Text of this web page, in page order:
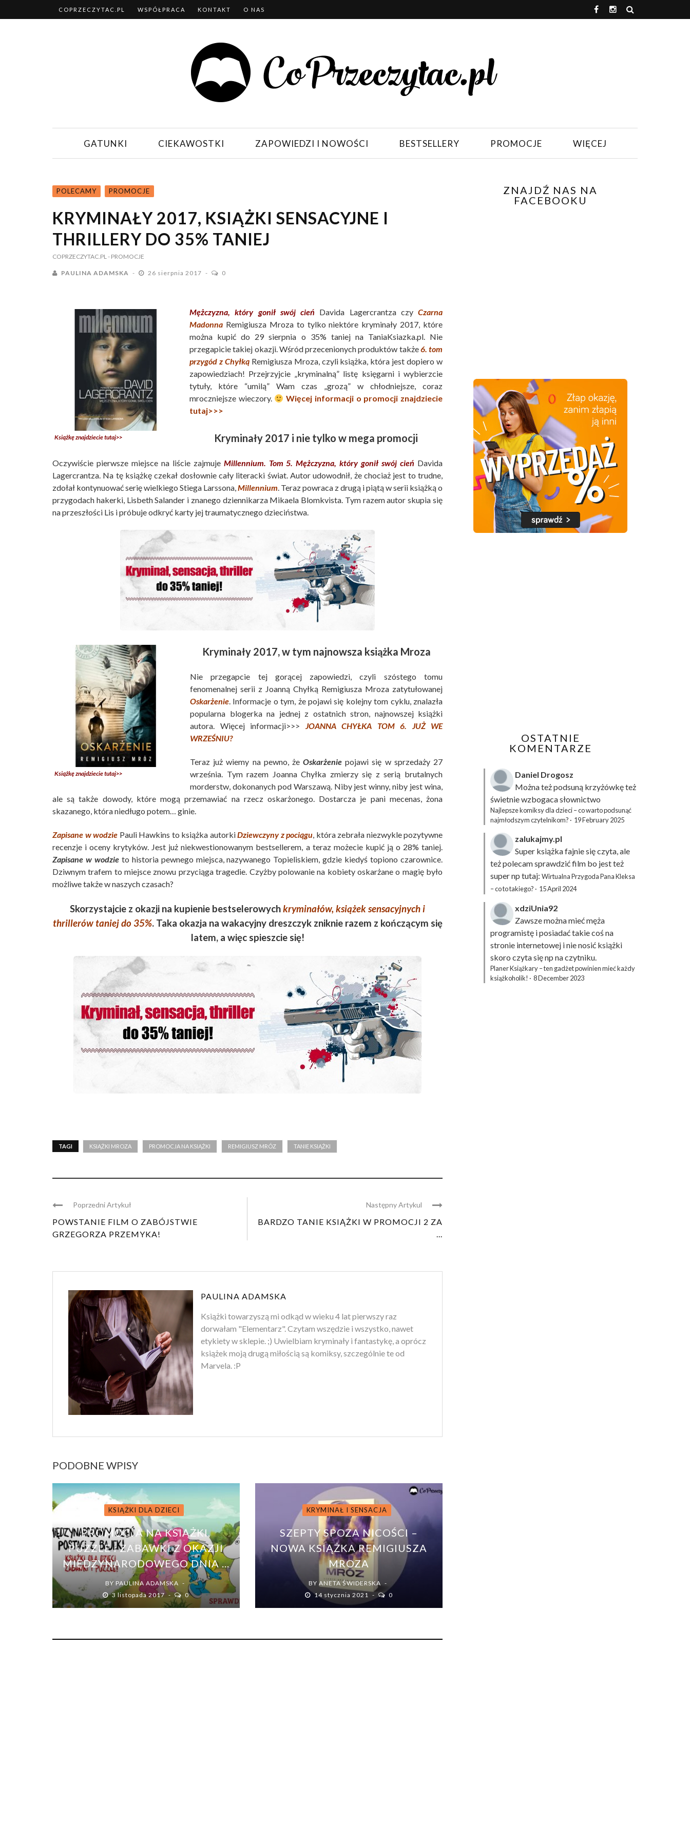
COPRZECZYTAC.PL WSPÓŁPRACA KONTAKT O NAS
GATUNKI CIEKAWOSTKI ZAPOWIEDZI I NOWOŚCI BESTSELLERY PROMOCJE WIĘCEJ
POLECAMY PROMOCJE
KRYMINAŁY 2017, KSIĄŻKI SENSACYJNE I
THRILLERY DO 35% TANIEJ
COPRZECZYTAC.PL- PROMOCJE
PAULINA ADAMSKA 26 sierpnia 2017 0
Książkę znajdziecie tutaj>>
Mężczyzna, który gonił swój cień Davida Lagercrantza czy Czarna
Madonna Remigiusza Mroza to tylko niektóre kryminały 2017, które
można kupić do 29 sierpnia o 35% taniej na TaniaKsiazka.pl. Nie
przegapicie takiej okazji. Wśród przecenionych produktów także6. tom
przygód z ChyłkąRemigiusza Mroza, czyli książka, która jest dopiero w
zapowiedziach! Przejrzyjcie „kryminalną” listę księgarni i wybierzcie
tytuły, które “umilą” Wam czas „grozą” w chłodniejsze, coraz
mroczniejsze wieczory.
Więcej informacji o promocji znajdziecie
tutaj>>>
Kryminały 2017 i nie tylko w mega promocji
Oczywiście pierwsze miejsce na liście zajmuje Millennium. Tom 5. Mężczyzna, który gonił swój cień Davida
Lagercrantza. Na tę książkę czekał dosłownie cały literacki świat. Autor udowodnił, że chociaż jest to trudne,
zdołał kontynuować serię wielkiego Stiega Larssona,Millennium. Teraz powraca z drugą i piątą w serii książką o
przygodach hakerki, Lisbeth Salander i znanego dziennikarza Mikaela Blomkvista. Tym razem autor skupia się
na przeszłości Lis i próbuje odkryć karty jej traumatycznego dzieciństwa.
Książkę znajdziecie tutaj>>
Kryminały 2017, w tym najnowsza książka Mroza
Nie przegapcie tej gorącej zapowiedzi, czyli szóstego tomu
fenomenalnej serii z Joanną Chyłką Remigiusza Mroza zatytułowanej
Oskarżenie. Informacje o tym, że pojawi się kolejny tom cyklu, znalazła
popularna blogerka na jednej z ostatnich stron, najnowszej książki
autora. Więcej informacji>>> JOANNA CHYŁKA TOM 6. JUŻ WE
WRZEŚNIU?
Teraz już wiemy na pewno, żeOskarżenie pojawi się w sprzedaży 27
września. Tym razem Joanna Chyłka zmierzy się z serią brutalnych
morderstw, dokonanych pod Warszawą. Niby jest winny, niby jest wina,
ale są także dowody, które mogą przemawiać na rzecz oskarżonego. Dostarcza je pani mecenas, żona
skazanego, która niedługo potem… ginie.
Zapisane w wodzie Pauli Hawkins to książka autorkiDziewczyny z pociągu, która zebrała niezwykle pozytywne
recenzje i oceny krytyków. Jest już niekwestionowanym bestsellerem, a teraz możecie kupić ją o 28% taniej.
Zapisane w wodzieto historia pewnego miejsca, nazywanego Topieliskiem, gdzie kiedyś topiono czarownice.
Dziwnym trafem to miejsce znowu przyciąga tragedie. Czyżby polowanie na kobiety oskarżane o magię było
możliwe także w naszych czasach?
Skorzystajcie z okazji na kupienie bestselerowychkryminałów, książek sensacyjnych i
thrillerów taniej do 35%. Taka okazja na wakacyjny dreszczyk zniknie razem z kończącym się
latem, a więc spieszcie się!
TAGI KSIĄŻKI MROZA PROMOCJA NA KSIĄŻKI REMIGIUSZ MRÓZ TANIE KSIĄŻKI
Poprzedni Artykuł
POWSTANIE FILM O ZABÓJSTWIE
GRZEGORZA PRZEMYKA!
Następny Artykul
BARDZO TANIE KSIĄŻKI W PROMOCJI 2 ZA
...
PAULINA ADAMSKA
Książki towarzyszą mi odkąd w wieku 4 lat pierwszy raz
dorwałam "Elementarz". Czytam wszędzie i wszystko, nawet
etykiety w sklepie. ;) Uwielbiam kryminały i fantastykę, a oprócz
książek moją drugą miłością są komiksy, szczególnie te od
Marvela. :P
PODOBNE WPISY
KSIĄŻKI DLA DZIECI
PROMOCJA NA KSIĄŻKI,
PUZZLE I ZABAWKI Z OKAZJI
MIĘDZYNARODOWEGO DNIA ...
BY PAULINA ADAMSKA
3 listopada 2017
0
KRYMINAŁ I SENSACJA
SZEPTY SPOZA NICOŚCI –
NOWA KSIĄŻKA REMIGIUSZA
MROZA
BYANETA ŚWIDERSKA
14 stycznia 2021
0
ZNAJDŹ NAS NA
FACEBOOKU
OSTATNIE
KOMENTARZE
Daniel Drogosz
Można też podsuną krzyżówkęteż
świetnie wzbogaca słownictwo
Najlepsze komiksy dla dzieci – co warto podsunąć
najmłodszym czytelnikom? · 19 February 2025
zalukajmy.pl
Super książka fajnie się czyta, ale
też polecam sprawdzić film bo jest też
super np tutaj: Wirtualna Przygoda Pana Kleksa
– co to takiego? · 15 April 2024
xdziUnia92
Zawsze można mieć męża
programistę i posiadać takie coś na
stronie internetowej i nie nosić książki
skoro czyta się np na czytniku.
Planer Książkary – ten gadżet powinien mieć każdy
książkoholik! · 8 December 2023